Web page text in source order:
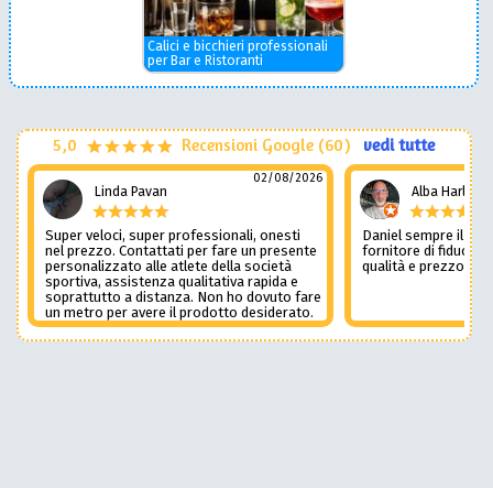
Calici e bicchieri professionali
per Bar e Ristoranti
5,0 Recensioni Google (60) vedi tutte
Linda Pavan
02/08/2026
Super veloci, super professionali, onesti
nel prezzo. Contattati per fare un presente
personalizzato alle atlete della società
sportiva, assistenza qualitativa rapida e
soprattutto a distanza. Non ho dovuto fare
un metro per avere il prodotto desiderato.
Una assistenza del genere è rara e
preziosa. Credo li contatterò ancora in
Alba Harley
Daniel sempre il
fornitore di fiducia
qualità e prezzo